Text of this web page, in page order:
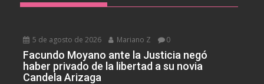
5 de agosto de 2026 Mariano Z 0
Facundo Moyano ante la Justicia negó
haber privado de la libertad a su novia
Candela Arizaga